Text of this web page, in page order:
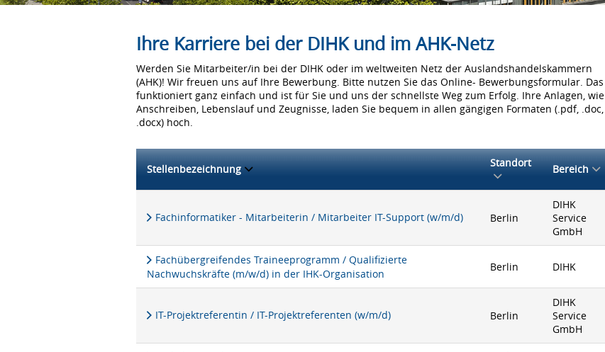
Ihre Karriere bei der DIHK und im AHK-Netz
Werden Sie Mitarbeiter/in bei der DIHK oder im weltweiten Netz der Auslandshandelskammern
(AHK)! Wir freuen uns auf Ihre Bewerbung. Bitte nutzen Sie das Online- Bewerbungsformular. Das
funktioniert ganz einfach und ist für Sie und uns der schnellste Weg zum Erfolg. Ihre Anlagen, wie
Anschreiben, Lebenslauf und Zeugnisse, laden Sie bequem in allen gängigen Formaten (.pdf, .doc,
.docx) hoch.
Stellenbezeichnung Standort Bereich
Fachinformatiker - Mitarbeiterin / Mitarbeiter IT-Support (w/m/d) Berlin
DIHK
Service
GmbH
Fachübergreifendes Traineeprogramm / Qualifizierte
Nachwuchskräfte (m/w/d) in der IHK-Organisation
Berlin DIHK
IT-Projektreferentin / IT-Projektreferenten (w/m/d) Berlin
DIHK
Service
GmbH